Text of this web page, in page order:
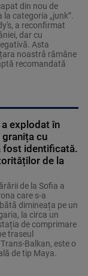
din nou de
categoria „junk”.
a reconfirmat
dar cu
Asta
noastră rămâne
recomandată
explodat în
granița cu
fost identificată.
de la
de la Sofia a
care s-a
dimineața pe un
la circa un
de comprimare
traseul
Balkan, este o
de tip Maya.